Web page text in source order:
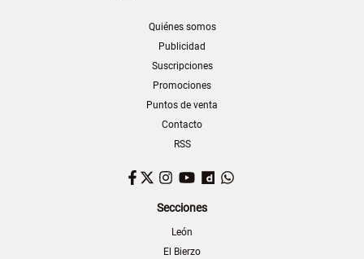
Quiénes somos
Publicidad
Suscripciones
Promociones
Puntos de venta
Contacto
RSS
Facebook
TwitterInstagram
YouTubeDailymotion
Secciones
León
El Bierzo